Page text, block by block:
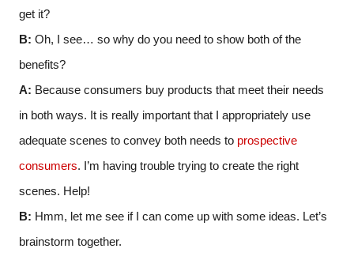
get it?
B: Oh, I see… so why do you need to show both of the
benefits?
A: Because consumers buy products that meet their needs
in both ways. It is really important that I appropriately use
adequate scenes to convey both needs to prospective
consumers. I’m having trouble trying to create the right
scenes. Help!
B: Hmm, let me see if I can come up with some ideas. Let’s
brainstorm together.